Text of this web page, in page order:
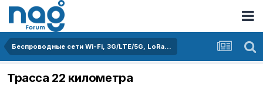
Беспроводные сети Wi-Fi, 3G/LTE/5G, LoRa...
Трасса 22 километра